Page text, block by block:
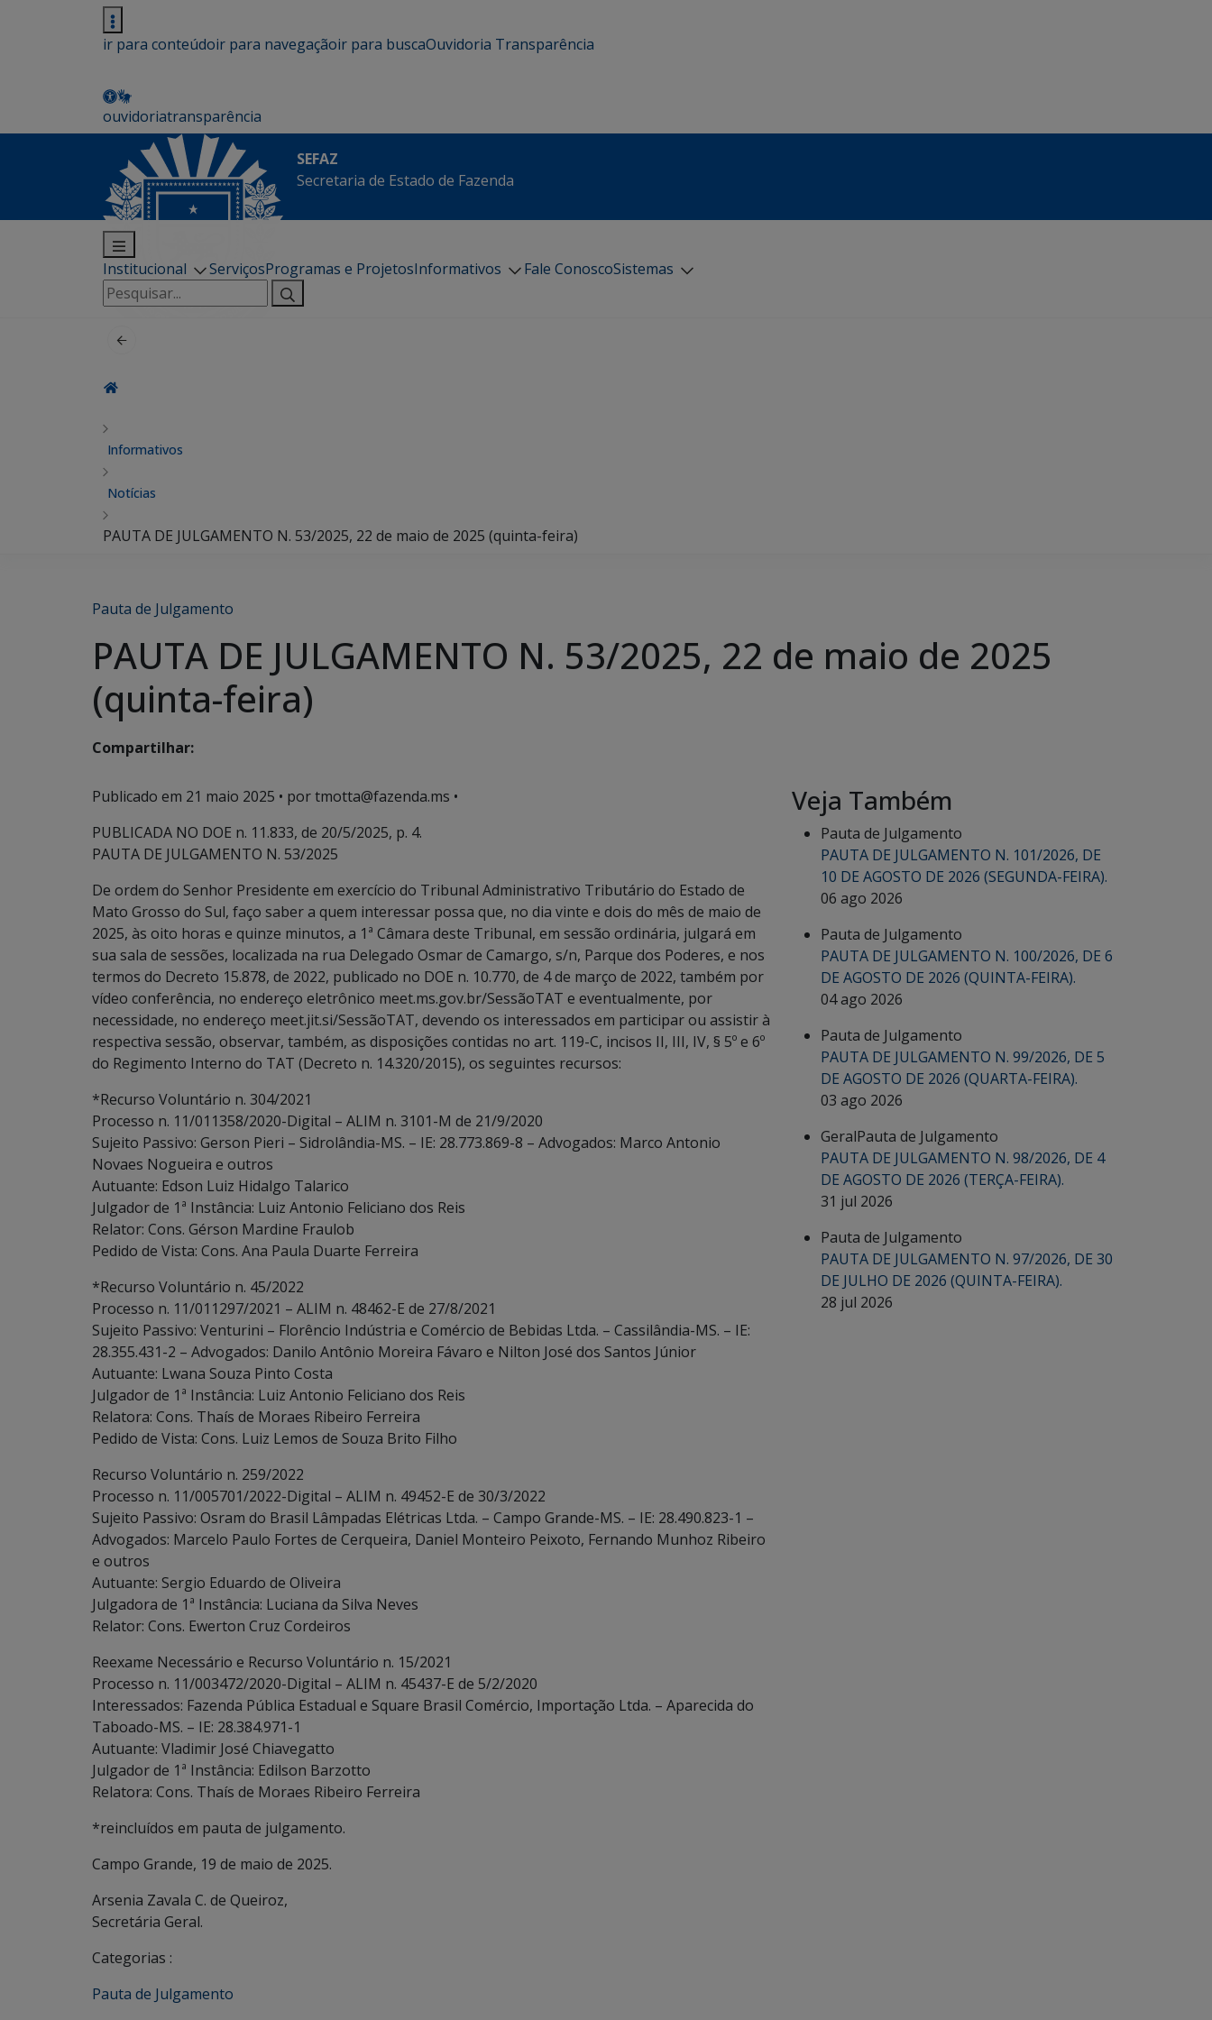
ir para conteúdoir para navegaçãoir para buscaOuvidoria Transparência
ouvidoriatransparência
SEFAZ
Secretaria de Estado de Fazenda
Institucional ServiçosProgramas e ProjetosInformativos Fale ConoscoSistemas
Pesquisar
por:
Informativos
Notícias
PAUTA DE JULGAMENTO N. 53/2025, 22 de maio de 2025 (quinta-feira)
Pauta de Julgamento
PAUTA DE JULGAMENTO N. 53/2025, 22 de maio de 2025
(quinta-feira)
Compartilhar:
Publicado em 21 maio 2025 • por tmotta@fazenda.ms •
PUBLICADA NO DOE n. 11.833, de 20/5/2025, p. 4.
PAUTA DE JULGAMENTO N. 53/2025
De ordem do Senhor Presidente em exercício do Tribunal Administrativo Tributário do Estado de
Mato Grosso do Sul, faço saber a quem interessar possa que, no dia vinte e dois do mês de maio de
2025, às oito horas e quinze minutos, a 1ª Câmara deste Tribunal, em sessão ordinária, julgará em
sua sala de sessões, localizada na rua Delegado Osmar de Camargo, s/n, Parque dos Poderes, e nos
termos do Decreto 15.878, de 2022, publicado no DOE n. 10.770, de 4 de março de 2022, também por
vídeo conferência, no endereço eletrônico meet.ms.gov.br/SessãoTAT e eventualmente, por
necessidade, no endereço meet.jit.si/SessãoTAT, devendo os interessados em participar ou assistir à
respectiva sessão, observar, também, as disposições contidas no art. 119-C, incisos II, III, IV, § 5º e 6º
do Regimento Interno do TAT (Decreto n. 14.320/2015), os seguintes recursos:
*Recurso Voluntário n. 304/2021
Processo n. 11/011358/2020-Digital – ALIM n. 3101-M de 21/9/2020
Sujeito Passivo: Gerson Pieri – Sidrolândia-MS. – IE: 28.773.869-8 – Advogados: Marco Antonio
Novaes Nogueira e outros
Autuante: Edson Luiz Hidalgo Talarico
Julgador de 1ª Instância: Luiz Antonio Feliciano dos Reis
Relator: Cons. Gérson Mardine Fraulob
Pedido de Vista: Cons. Ana Paula Duarte Ferreira
*Recurso Voluntário n. 45/2022
Processo n. 11/011297/2021 – ALIM n. 48462-E de 27/8/2021
Sujeito Passivo: Venturini – Florêncio Indústria e Comércio de Bebidas Ltda. – Cassilândia-MS. – IE:
28.355.431-2 – Advogados: Danilo Antônio Moreira Fávaro e Nilton José dos Santos Júnior
Autuante: Lwana Souza Pinto Costa
Julgador de 1ª Instância: Luiz Antonio Feliciano dos Reis
Relatora: Cons. Thaís de Moraes Ribeiro Ferreira
Pedido de Vista: Cons. Luiz Lemos de Souza Brito Filho
Recurso Voluntário n. 259/2022
Processo n. 11/005701/2022-Digital – ALIM n. 49452-E de 30/3/2022
Sujeito Passivo: Osram do Brasil Lâmpadas Elétricas Ltda. – Campo Grande-MS. – IE: 28.490.823-1 –
Advogados: Marcelo Paulo Fortes de Cerqueira, Daniel Monteiro Peixoto, Fernando Munhoz Ribeiro
e outros
Autuante: Sergio Eduardo de Oliveira
Julgadora de 1ª Instância: Luciana da Silva Neves
Relator: Cons. Ewerton Cruz Cordeiros
Reexame Necessário e Recurso Voluntário n. 15/2021
Processo n. 11/003472/2020-Digital – ALIM n. 45437-E de 5/2/2020
Interessados: Fazenda Pública Estadual e Square Brasil Comércio, Importação Ltda. – Aparecida do
Taboado-MS. – IE: 28.384.971-1
Autuante: Vladimir José Chiavegatto
Julgador de 1ª Instância: Edilson Barzotto
Relatora: Cons. Thaís de Moraes Ribeiro Ferreira
*reincluídos em pauta de julgamento.
Campo Grande, 19 de maio de 2025.
Arsenia Zavala C. de Queiroz,
Secretária Geral.
Categorias :
Pauta de Julgamento
Veja Também
Pauta de Julgamento
PAUTA DE JULGAMENTO N. 101/2026, DE
10 DE AGOSTO DE 2026 (SEGUNDA-FEIRA).
06 ago 2026
Pauta de Julgamento
PAUTA DE JULGAMENTO N. 100/2026, DE 6
DE AGOSTO DE 2026 (QUINTA-FEIRA).
04 ago 2026
Pauta de Julgamento
PAUTA DE JULGAMENTO N. 99/2026, DE 5
DE AGOSTO DE 2026 (QUARTA-FEIRA).
03 ago 2026
GeralPauta de Julgamento
PAUTA DE JULGAMENTO N. 98/2026, DE 4
DE AGOSTO DE 2026 (TERÇA-FEIRA).
31 jul 2026
Pauta de Julgamento
PAUTA DE JULGAMENTO N. 97/2026, DE 30
DE JULHO DE 2026 (QUINTA-FEIRA).
28 jul 2026